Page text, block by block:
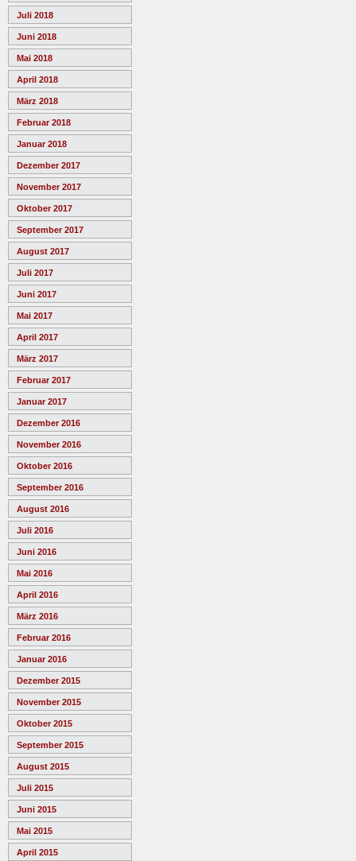
Juli 2018
Juni 2018
Mai 2018
April 2018
März 2018
Februar 2018
Januar 2018
Dezember 2017
November 2017
Oktober 2017
September 2017
August 2017
Juli 2017
Juni 2017
Mai 2017
April 2017
März 2017
Februar 2017
Januar 2017
Dezember 2016
November 2016
Oktober 2016
September 2016
August 2016
Juli 2016
Juni 2016
Mai 2016
April 2016
März 2016
Februar 2016
Januar 2016
Dezember 2015
November 2015
Oktober 2015
September 2015
August 2015
Juli 2015
Juni 2015
Mai 2015
April 2015